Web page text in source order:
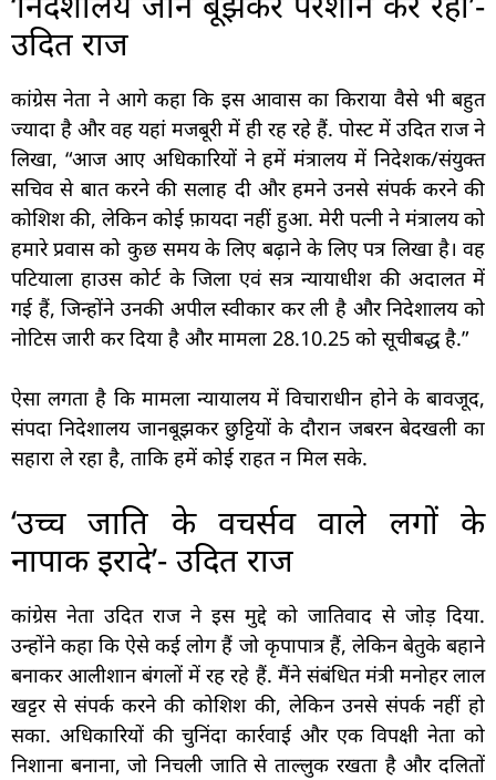
उदित राज
कांग्रेस नेता ने आगे कहा कि इस आवास का किराया वैसे भी बहुत
ज्यादा है और वह यहां मजबूरी में ही रह रहे हैं. पोस्ट में उदित राज ने
लिखा, “आज आए अधिकारियों ने हमें मंत्रालय में निदेशक/संयुक्त
सचिव से बात करने की सलाह दी और हमने उनसे संपर्क करने की
कोशिश की, लेकिन कोई फ़ायदा नहीं हुआ. मेरी पत्नी ने मंत्रालय को
हमारे प्रवास को कुछ समय के लिए बढ़ाने के लिए पत्र लिखा है। वह
पटियाला हाउस कोर्ट के जिला एवं सत्र न्यायाधीश की अदालत में
गई हैं, जिन्होंने उनकी अपील स्वीकार कर ली है और निदेशालय को
नोटिस जारी कर दिया है और मामला 28.10.25 को सूचीबद्ध है.”
ऐसा लगता है कि मामला न्यायालय में विचाराधीन होने के बावजूद,
संपदा निदेशालय जानबूझकर छुट्टियों के दौरान जबरन बेदखली का
सहारा ले रहा है, ताकि हमें कोई राहत न मिल सके.
‘उच्च जाति के वचर्सव वाले लगों के
नापाक इरादे’- उदित राज
कांग्रेस नेता उदित राज ने इस मुद्दे को जातिवाद से जोड़ दिया.
उन्होंने कहा कि ऐसे कई लोग हैं जो कृपापात्र हैं, लेकिन बेतुके बहाने
बनाकर आलीशान बंगलों में रह रहे हैं. मैंने संबंधित मंत्री मनोहर लाल
खट्टर से संपर्क करने की कोशिश की, लेकिन उनसे संपर्क नहीं हो
सका. अधिकारियों की चुनिंदा कार्रवाई और एक विपक्षी नेता को
निशाना बनाना, जो निचली जाति से ताल्लुक रखता है और दलितों